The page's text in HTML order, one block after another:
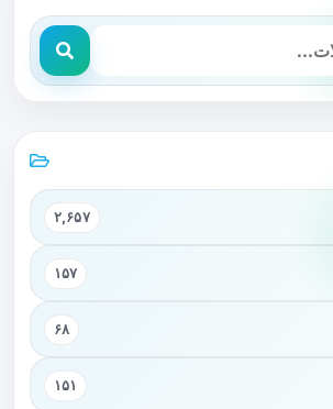
۲,۶۵۷
۱۵۷
۶۸
۱۵۱